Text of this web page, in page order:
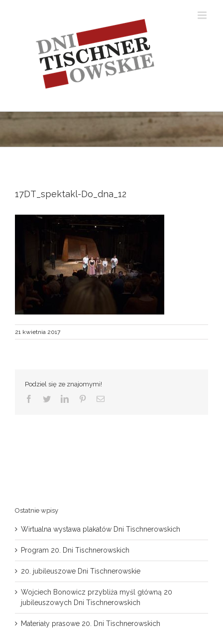
17DT_spektakl-Do_dna_12
21 kwietnia 2017
Podziel się ze znajomymi!
Facebook
TwitterLinkedInPinterestEmail
Ostatnie wpisy
Wirtualna wystawa plakatów Dni Tischnerowskich
Program 20. Dni Tischnerowskich
20. jubileuszowe Dni Tischnerowskie
Wojciech Bonowicz przybliża myśl główną 20
jubileuszowych Dni Tischnerowskich
Materiały prasowe 20. Dni Tischnerowskich